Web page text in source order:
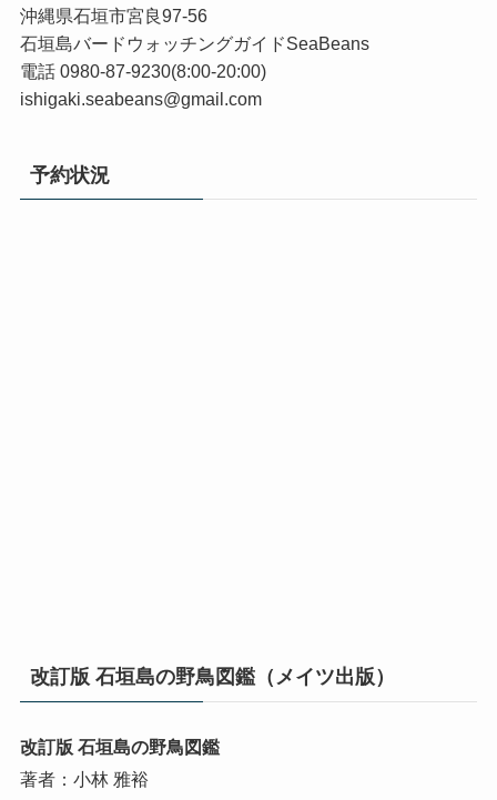
沖縄県石垣市宮良97-56
石垣島バードウォッチングガイドSeaBeans
電話 0980-87-9230(8:00-20:00)
ishigaki.seabeans@gmail.com
予約状況
改訂版 石垣島の野鳥図鑑（メイツ出版）
改訂版 石垣島の野鳥図鑑
著者：小林 雅裕